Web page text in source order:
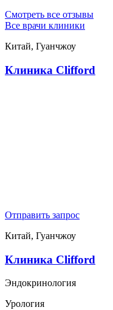
Смотреть все отзывы
Все врачи клиники
Китай, Гуанчжоу
Клиника Clifford
Отправить запрос
Китай, Гуанчжоу
Клиника Clifford
Эндокринология
Урология